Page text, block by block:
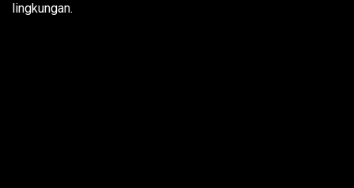
lingkungan.